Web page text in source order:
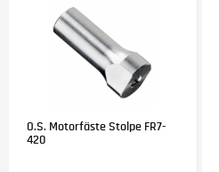
O.S. Motorfäste Stolpe FR7-
420